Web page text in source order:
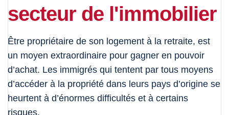
secteur de l'immobilier
Être propriétaire de son logement à la retraite, est
un moyen extraordinaire pour gagner en pouvoir
d’achat. Les immigrés qui tentent par tous moyens
d’accéder à la propriété dans leurs pays d’origine se
heurtent à d’énormes difficultés et à certains
risques.